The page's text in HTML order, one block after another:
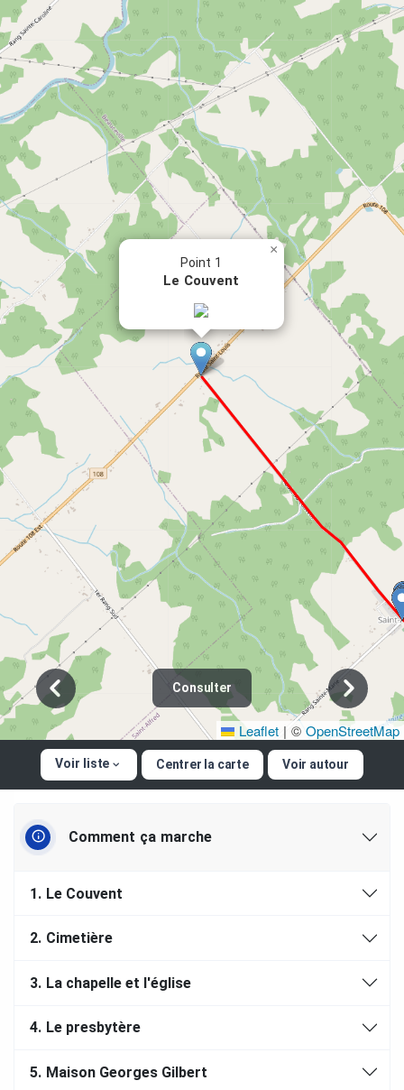
Comment ça marche
1. Le Couvent
2. Cimetière
3. La chapelle et l'église
4. Le presbytère
5. Maison Georges Gilbert
Point 1
Le Couvent
×
Leaflet | © OpenStreetMap
Consulter
Voir liste Centrer la carte Voir autour